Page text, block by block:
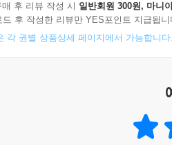
후 리뷰 작성 시 일반회원 300원, 마니
드 후 작성한 리뷰만 YES포인트 지급됩니
각 권별 상품상세 페이지에서 가능합니